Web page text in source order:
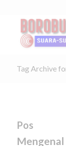
Tag Archive
Pos
Mengenal